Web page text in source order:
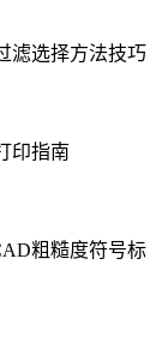
滤选择方法技巧
印指南
粗糙度符号标